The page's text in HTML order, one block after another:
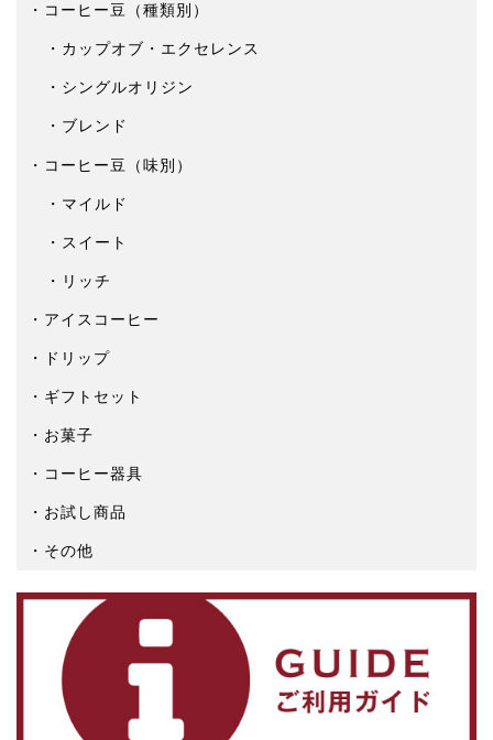
コーヒー豆（種類別）
カップオブ・エクセレンス
シングルオリジン
ブレンド
コーヒー豆（味別）
マイルド
スイート
リッチ
アイスコーヒー
ドリップ
ギフトセット
お菓子
コーヒー器具
お試し商品
その他